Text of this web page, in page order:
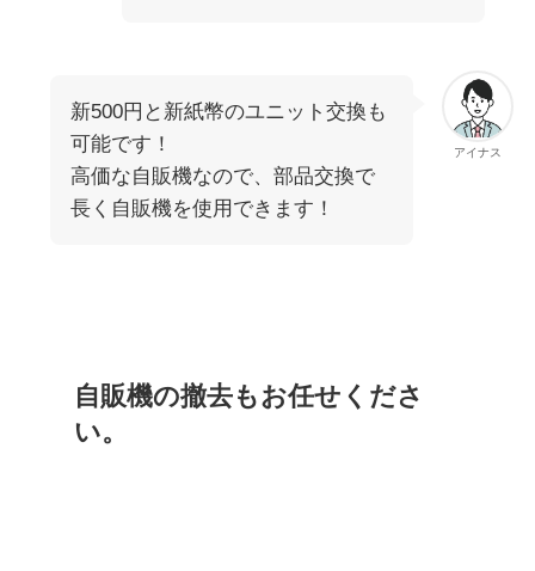
アイナス
新500円と新紙幣のユニット交換も
可能です！
高価な自販機なので、部品交換で
長く自販機を使用できます！
自販機の撤去もお任せくださ
い。